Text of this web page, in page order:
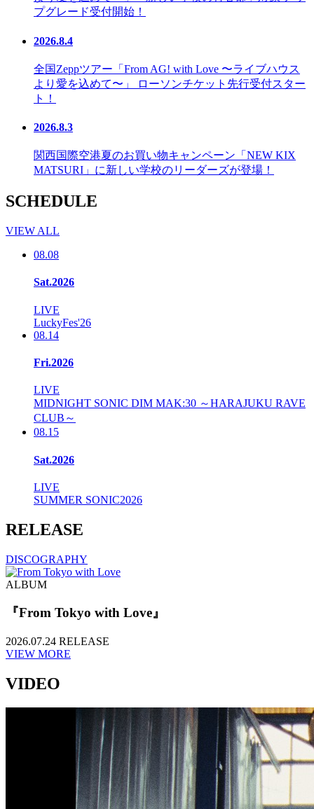
プグレード受付開始！
2026.8.4
全国Zeppツアー「From AG! with Love 〜ライブハウス
より愛を込めて〜」 ローソンチケット先行受付スター
ト！
2026.8.3
関西国際空港夏のお買い物キャンペーン「NEW KIX
MATSURI」に新しい学校のリーダーズが登場！
SCHEDULE
VIEW ALL
08.08
Sat.2026
LIVE
LuckyFes'26
08.14
Fri.2026
LIVE
MIDNIGHT SONIC DIM MAK:30 ～HARAJUKU RAVE
CLUB～
08.15
Sat.2026
LIVE
SUMMER SONIC2026
RELEASE
DISCOGRAPHY
ALBUM
『From Tokyo with Love』
2026.07.24 RELEASE
VIEW MORE
VIDEO